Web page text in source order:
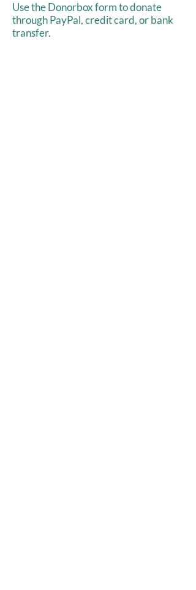
Use the Donorbox form to donate
through PayPal, credit card, or bank
transfer.